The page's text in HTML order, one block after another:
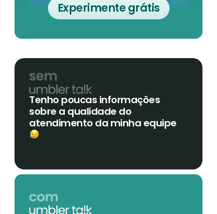
Experimente grátis
Tenho poucas informações
sobre a qualidade do
atendimento da minha equipe